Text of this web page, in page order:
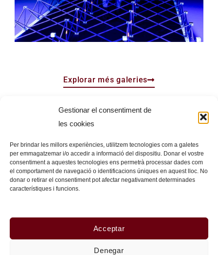
Gestionar el consentiment de
les cookies
Per brindar les millors experiències, utilitzem tecnologies com a galetes
per emmagatzemar i/o accedir a informació del dispositiu. Donar el vostre
consentiment a aquestes tecnologies ens permetrà processar dades com
el comportament de navegació o identificacions úniques en aquest lloc. No
donar o retirar el consentiment pot afectar negativament determinades
característiques i funcions.
Acceptar
Denegar
Explorar més galeries
Avís legal Política de privacitat
Política de cookies